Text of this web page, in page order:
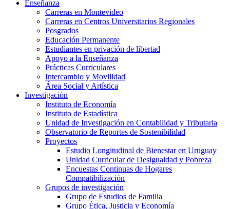
Enseñanza
Carreras en Montevideo
Carreras en Centros Universitarios Regionales
Posgrados
Educación Permanente
Estudiantes en privación de libertad
Apoyo a la Enseñanza
Prácticas Curriculares
Intercambio y Movilidad
Área Social y Artística
Investigación
Instituto de Economía
Instituto de Estadística
Unidad de Investigación en Contabilidad y Tributaria
Observatorio de Reportes de Sostenibilidad
Proyectos
Estudio Longitudinal de Bienestar en Uruguay
Unidad Curricular de Desigualdad y Pobreza
Encuestas Continuas de Hogares
Compatibilización
Grupos de investigación
Grupo de Estudios de Familia
Grupo Ética, Justicia y Economía